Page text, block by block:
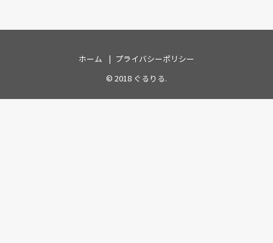
ホーム
プライバシーポリシー
© 2018 ぐるりる.